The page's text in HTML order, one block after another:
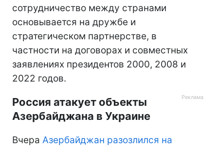
сотрудничество между странами
основывается на дружбе и
стратегическом партнерстве, в
частности на договорах и совместных
заявлениях президентов 2000, 2008 и
2022 годов.
Россия атакует объекты
Азербайджана в Украине
Вчера Азербайджан разозлился на